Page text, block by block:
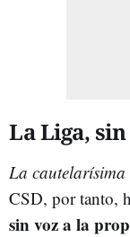
La Liga,
La cautelarísima
CSD, por tanto,
sin voz a la